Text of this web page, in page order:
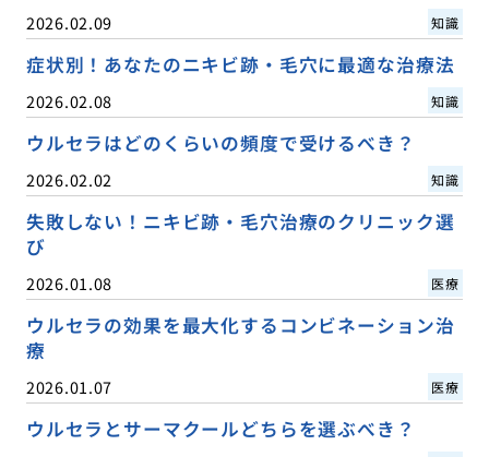
2026.02.09 知識
症状別！あなたのニキビ跡・毛穴に最適な治療法
2026.02.08 知識
ウルセラはどのくらいの頻度で受けるべき？
2026.02.02 知識
失敗しない！ニキビ跡・毛穴治療のクリニック選
び
2026.01.08 医療
ウルセラの効果を最大化するコンビネーション治
療
2026.01.07 医療
ウルセラとサーマクールどちらを選ぶべき？